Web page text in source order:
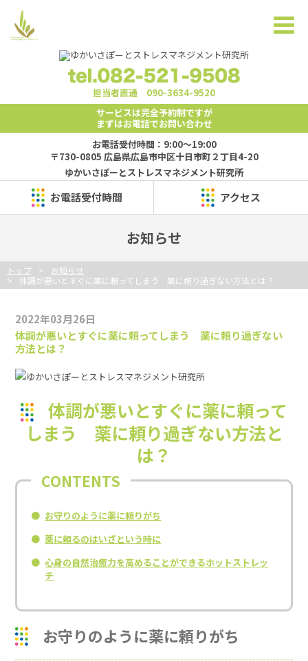
担当者直通 090-3634-9520
サービスは完全予約制ですが
まずはお電話でお問い合わせ
お電話受付時間：9:00～19:00
〒730-0805 広島県広島市中区十日市町２丁目4-20
ゆかいさぽーとストレスマネジメント研究所
お電話受付時間 アクセス
お知らせ
トップ
お知らせ
体調が悪いとすぐに薬に頼ってしまう 薬に頼り過ぎない方法とは？
2022年03月26日
体調が悪いとすぐに薬に頼ってしまう 薬に頼り過ぎない
方法とは？
体調が悪いとすぐに薬に頼って
しまう 薬に頼り過ぎない方法と
は？
お守りのように薬に頼りがち
薬に頼るのはいざという時に
心身の自然治癒力を高めることができるホットストレッ
チ
お守りのように薬に頼りがち